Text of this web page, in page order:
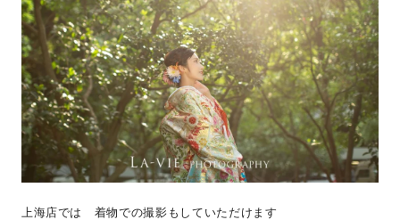
上海店では 着物での撮影もしていただけます